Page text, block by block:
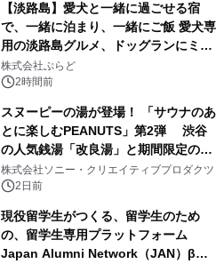
【淡路島】愛犬と一緒に過ごせる宿
で、一緒に泊まり、一緒にご飯 愛犬専
用の淡路島グルメ、ドッグランにミニ
プール グランピングとトレーラーハウ
スの2施設で
株式会社ぷらど
2時間前
スヌーピーの湯が登場！ 「サウナのあ
とに楽しむPEANUTS」第2弾 渋谷
の人気銭湯「改良湯」と期間限定のコ
ラボレーション サウナイキタイコラ
ボグッズも発売決定！
株式会社ソニー・クリエイティブプロダクツ
2日前
現役留学生がつくる、留学生のため
の、留学生専用プラットフォーム
Japan Alumni Network（JAN）β版